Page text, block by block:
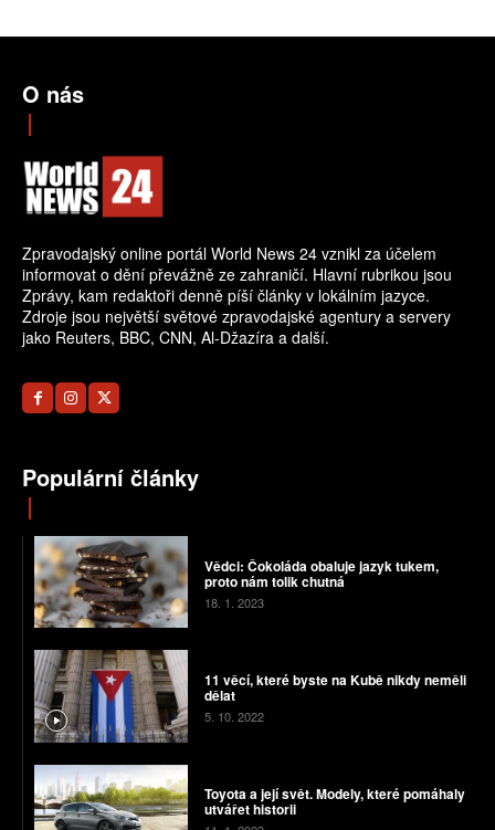
O nás
Zpravodajský online portál World News 24 vznikl za účelem
informovat o dění převážně ze zahraničí. Hlavní rubrikou jsou
Zprávy, kam redaktoři denně píší články v lokálním jazyce.
Zdroje jsou největší světové zpravodajské agentury a servery
jako Reuters, BBC, CNN, Al-Džazíra a další.
Populární články
Vědci: Čokoláda obaluje jazyk tukem,
proto nám tolik chutná
18. 1. 2023
11 věcí, které byste na Kubě nikdy neměli
dělat
5. 10. 2022
Toyota a její svět. Modely, které pomáhaly
utvářet historii